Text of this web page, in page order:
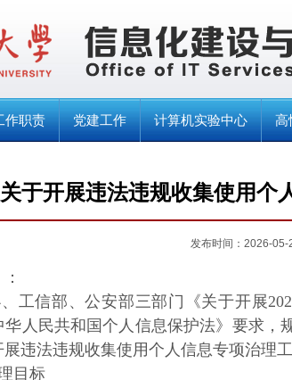
作职责 党建工作 计算机实验中心 高
关于开展违法违规收集使用个
发布时间：2026-05-
工信部、公安部三部门《关于开展
人民共和国个人信息保护法》要求
违法违规收集使用个人信息专项治理
目标